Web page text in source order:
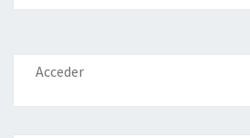
o
o
k
er dI
n
l
Acceder